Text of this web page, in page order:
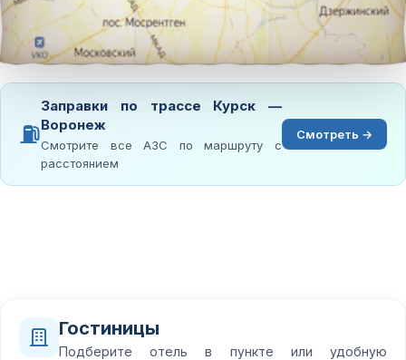
⛽
Заправки по трассе Курск —
Воронеж
Смотрите все АЗС по маршруту с
расстоянием
Смотреть →
Гостиницы
Подберите отель в пункте или удобную